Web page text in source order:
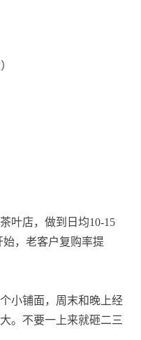
叶店，做到日均10-15
，老客户复购率提
小铺面，周末和晚上经
。不要一上来就砸二三